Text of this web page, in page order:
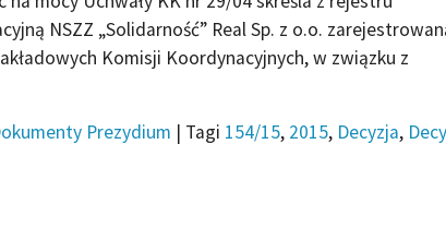
NSZZ „Solidarność” Real Sp. z o.o.
Komisji Koordynacyjnych, w związku z
Prezydium | Tagi 154/15, 2015, Decyzja,